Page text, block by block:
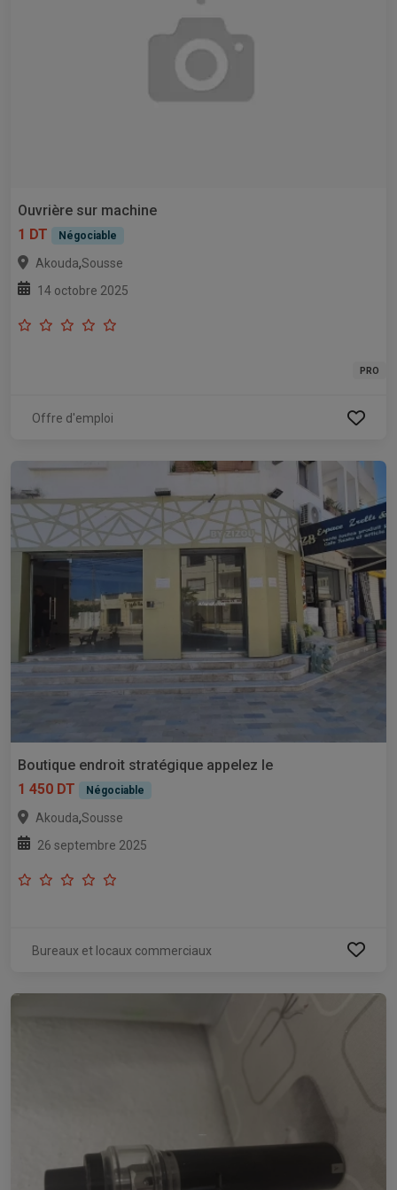
Ouvrière sur machine
1 DT
Négociable
Akouda,Sousse
14 octobre 2025
PRO
Offre d'emploi
Boutique endroit stratégique appelez le
1 450 DT
Négociable
Akouda,Sousse
26 septembre 2025
Bureaux et locaux commerciaux